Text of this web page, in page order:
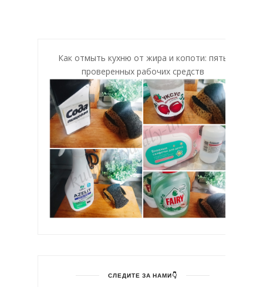
Как отмыть кухню от жира и копоти: пять
проверенных рабочих средств
СЛЕДИТЕ ЗА НАМИ👇